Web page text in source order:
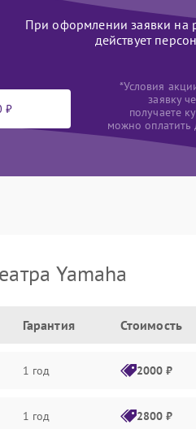
При оформлении заявки на
действует
₽
*Условия
заявку
получаете
можно оплатить
Yamaha
Гарантия Стоимость
1 год 2000 ₽
1 год 2800 ₽